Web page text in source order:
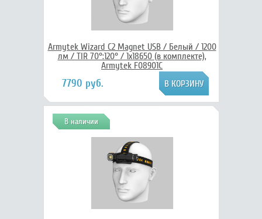
Armytek Wizard C2 Magnet USB / Белый / 1200
лм / TIR 70°:120° / 1x18650 (в комплекте),
Armytek F08901C
7790 руб.
В наличии